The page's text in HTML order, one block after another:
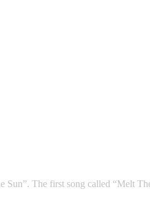
Sun”. The first song called “Melt